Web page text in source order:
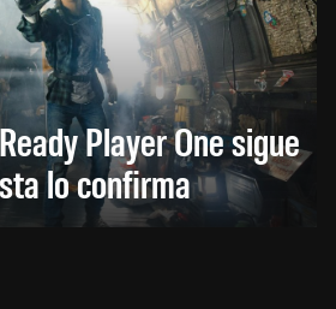
Player One sigue
lo confirma